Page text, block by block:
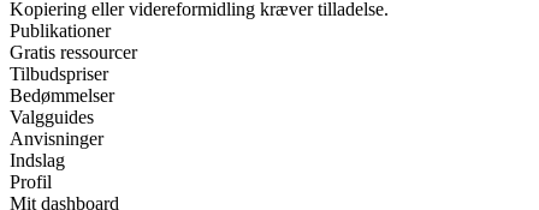
Kopiering eller videreformidling kræver tilladelse.
Publikationer
Gratis ressourcer
Tilbudspriser
Bedømmelser
Valgguides
Anvisninger
Indslag
Profil
Mit dashboard